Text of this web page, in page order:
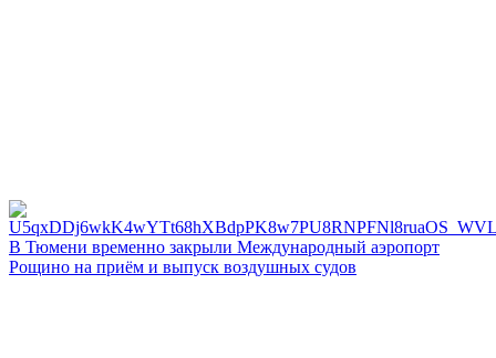
В Тюмени временно закрыли Международный аэропорт
Рощино на приём и выпуск воздушных судов